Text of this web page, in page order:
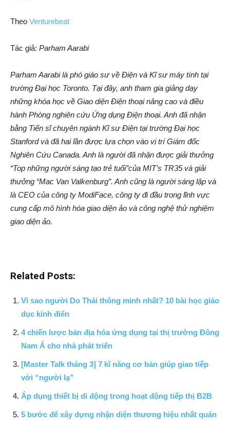
Theo Venturebeat
Tác giả: Parham Aarabi
Parham Aarabi là phó giáo sư về Điện và Kĩ sư máy tính tại
trường Đại học Toronto. Tại đây, anh tham gia giảng dạy
những khóa học về Giao diện Điện thoại nâng cao và điều
hành Phòng nghiên cứu Ứng dụng Điện thoại. Anh đã nhận
bằng Tiến sĩ chuyên ngành Kĩ sư Điện tại trường Đại học
Stanford và đã hai lần được lựa chọn vào vị trí Giám đốc
Nghiên Cứu Canada. Anh là người đã nhận được giải thưởng
“Top những người sáng tạo trẻ tuổi”của MIT’s TR35 và giải
thưởng “Mac Van Valkenburg”. Anh cũng là người sáng lập và
là CEO của công ty ModiFace, công ty đi đầu trong lĩnh vực
cung cấp mô hình hóa giao diện ảo và công nghệ thử nghiệm
giao diện ảo.
Related Posts:
Vì sao người Do Thái thông minh nhất? 10 bài học giáo
dục kinh điển
4 chiến lược bản địa hóa ứng dụng tại thị trường Đông
Nam Á cho nhà phát triển
[Master Talk tháng 3] 7 kĩ năng cơ bản giúp giao tiếp
với “người lạ”
Áp dụng thiết bị di động trong hoạt động tiếp thị B2B
5 bước để xây dựng nhận diện thương hiệu nhất quán